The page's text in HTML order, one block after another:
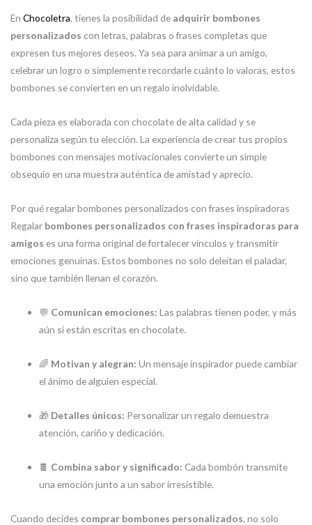
En Chocoletra, tienes la posibilidad de adquirir bombones
personalizados con letras, palabras o frases completas que
expresen tus mejores deseos. Ya sea para animar a un amigo,
celebrar un logro o simplemente recordarle cuánto lo valoras, estos
bombones se convierten en un regalo inolvidable.
Cada pieza es elaborada con chocolate de alta calidad y se
personaliza según tu elección. La experiencia de crear tus propios
bombones con mensajes motivacionales convierte un simple
obsequio en una muestra auténtica de amistad y aprecio.
Por qué regalar bombones personalizados con frases inspiradoras
Regalar bombones personalizados con frases inspiradoras para
amigos es una forma original de fortalecer vínculos y transmitir
emociones genuinas. Estos bombones no solo deleitan el paladar,
sino que también llenan el corazón.
💬 Comunican emociones: Las palabras tienen poder, y más
aún si están escritas en chocolate.
🌈 Motivan y alegran: Un mensaje inspirador puede cambiar
el ánimo de alguien especial.
🎁 Detalles únicos: Personalizar un regalo demuestra
atención, cariño y dedicación.
🍫 Combina sabor y significado: Cada bombón transmite
una emoción junto a un sabor irresistible.
Cuando decides comprar bombones personalizados, no solo